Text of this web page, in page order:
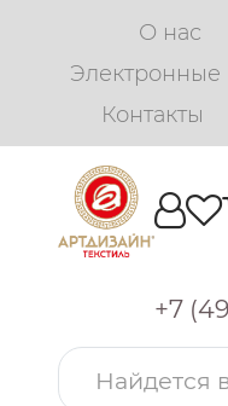
О нас
Электронные
Контакты
+7